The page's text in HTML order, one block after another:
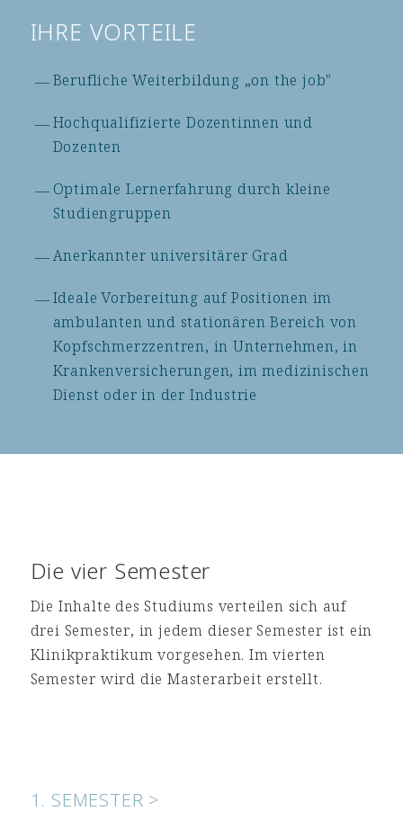
IHRE VORTEILE
Berufliche Weiterbildung „on the job"
Hochqualifizierte Dozentinnen und
Dozenten
Optimale Lernerfahrung durch kleine
Studiengruppen
Anerkannter universitärer Grad
Ideale Vorbereitung auf Positionen im
ambulanten und stationären Bereich von
Kopfschmerzzentren, in Unternehmen, in
Krankenversicherungen, im medizinischen
Dienst oder in der Industrie
Die vier Semester
Die Inhalte des Studiums verteilen sich auf
drei Semester, in jedem dieser Semester ist ein
Klinikpraktikum vorgesehen. Im vierten
Semester wird die Masterarbeit erstellt.
1. SEMESTER >